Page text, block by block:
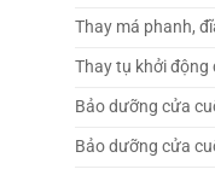
Thay má phanh,
Thay tụ khởi động
Bảo dưỡng cửa
Bảo dưỡng cửa